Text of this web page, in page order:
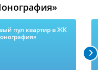
пул квартир в ЖК